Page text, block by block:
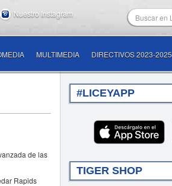
Nuestro Instagram
MULTIMEDIA DIRECTIVOS 2023-2025
de las
Rapids
#LICEYAPP
TIGER SHOP